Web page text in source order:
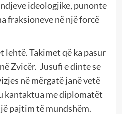
ideologjike, punonte
fraksioneve në një forcë
lehtë. Takimet që ka pasur
Zvicër. Jusufi e dinte se
në mërgatë janë vetë
kantaktua me diplomatët
pajtim të mundshëm.